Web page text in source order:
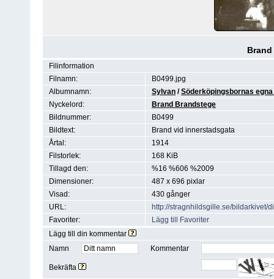
Filinformation
Filnamn:
B0499.jpg
Albumnamn:
Sylvan /Söderköpingsbornas
Nyckelord:
Brand Brandstege
Bildnummer:
B0499
Bildtext:
Brand vid innerstadsgata
Årtal:
1914
Filstorlek:
168 KiB
Tillagd den:
%16 %606 %2009
Dimensioner:
487 x 696 pixlar
Visad:
430 gånger
URL:
http://stragnhildsgille.se/bildarkivet/
Favoriter:
Lägg till Favoriter
Lägg till din kommentar
Namn
Kommentar
Bekräfta